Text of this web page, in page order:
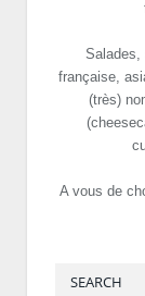
Salades,
française,
(très)
A vous de
SEARCH